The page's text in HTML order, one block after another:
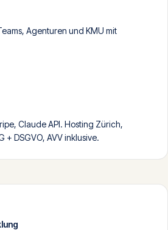
Agenturen und KMU mit
Claude API. Hosting Zürich,
+ DSGVO, AVV inklusive.